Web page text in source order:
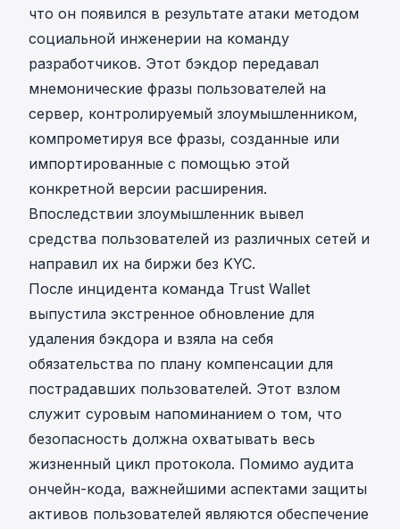
что он появился в результате атаки методом
социальной инженерии на команду
разработчиков. Этот бэкдор передавал
мнемонические фразы пользователей на
сервер, контролируемый злоумышленником,
компрометируя все фразы, созданные или
импортированные с помощью этой
конкретной версии расширения.
Впоследствии злоумышленник вывел
средства пользователей из различных сетей и
направил их на биржи без KYC.
После инцидента команда Trust Wallet
выпустила экстренное обновление для
удаления бэкдора и взяла на себя
обязательства по плану компенсации для
пострадавших пользователей. Этот взлом
служит суровым напоминанием о том, что
безопасность должна охватывать весь
жизненный цикл протокола. Помимо аудита
ончейн-кода, важнейшими аспектами защиты
активов пользователей являются обеспечение